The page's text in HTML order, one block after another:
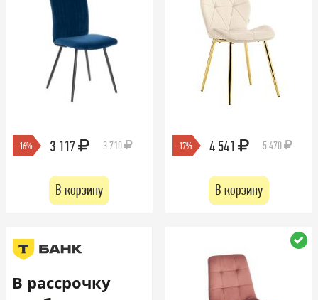
-16% 3 117 3 710
В корзину
-17% 4 541 5 470
В корзину
В рассрочку